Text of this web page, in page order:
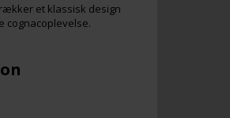
et klassisk design
cognacoplevelse.